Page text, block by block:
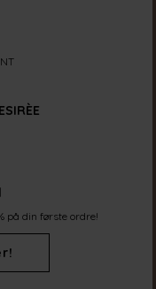
på din første ordre!